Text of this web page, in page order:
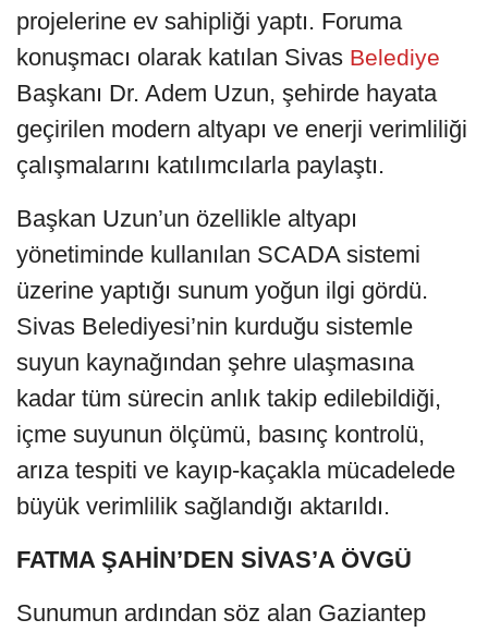
projelerine ev sahipliği yaptı. Foruma
konuşmacı olarak katılan Sivas Belediye
Başkanı Dr. Adem Uzun, şehirde hayata
geçirilen modern altyapı ve enerji verimliliği
çalışmalarını katılımcılarla paylaştı.
Başkan Uzun’un özellikle altyapı
yönetiminde kullanılan SCADA sistemi
üzerine yaptığı sunum yoğun ilgi gördü.
Sivas Belediyesi’nin kurduğu sistemle
suyun kaynağından şehre ulaşmasına
kadar tüm sürecin anlık takip edilebildiği,
içme suyunun ölçümü, basınç kontrolü,
arıza tespiti ve kayıp-kaçakla mücadelede
büyük verimlilik sağlandığı aktarıldı.
FATMA ŞAHİN’DEN SİVAS’A ÖVGÜ
Sunumun ardından söz alan Gaziantep